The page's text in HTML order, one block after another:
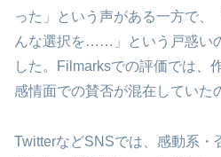
った」という声がある一方で、
んな選択を……」という戸惑い
した。Filmarksでの評価では、
感情面での賛否が混在していた
TwitterなどSNSでは、感動系・